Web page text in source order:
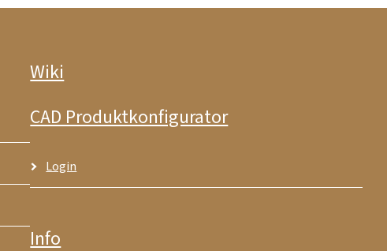
Wiki
CAD Produktkonfigurator
Login
Info